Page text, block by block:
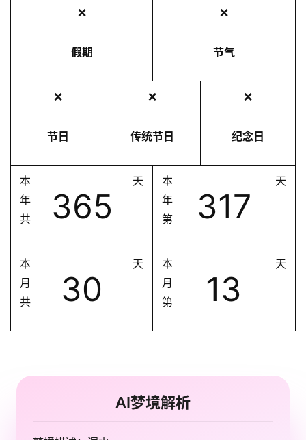
❌
假期
❌
节气
❌
节日
❌
传统节日
❌
纪念日
本
年
共
365
天
本
年
第
317
天
本
月
共
30
天
本
月
第
13
天
AI梦境解析